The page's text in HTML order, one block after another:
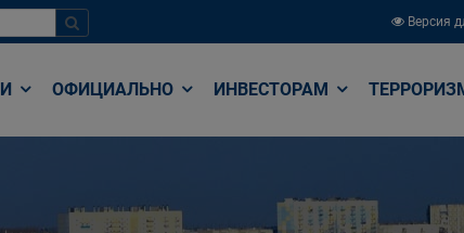
Версия
ОФИЦИАЛЬНО ИНВЕСТОРАМ